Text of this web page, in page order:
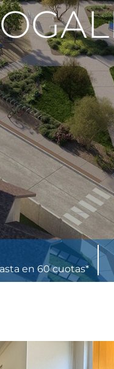
en 60 cuotas*